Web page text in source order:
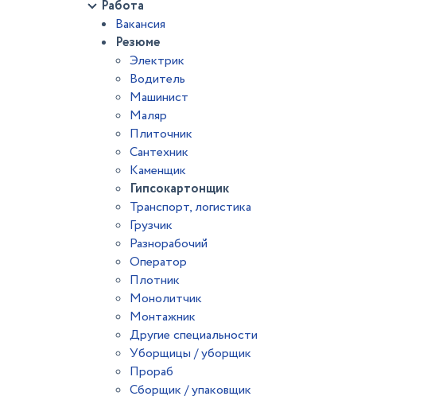
Работа
Вакансия
Резюме
Электрик
Водитель
Машинист
Маляр
Плиточник
Сантехник
Каменщик
Гипсокартонщик
Транспорт, логистика
Грузчик
Разнорабочий
Оператор
Плотник
Монолитчик
Монтажник
Другие специальности
Уборщицы / уборщик
Прораб
Сборщик / упаковщик